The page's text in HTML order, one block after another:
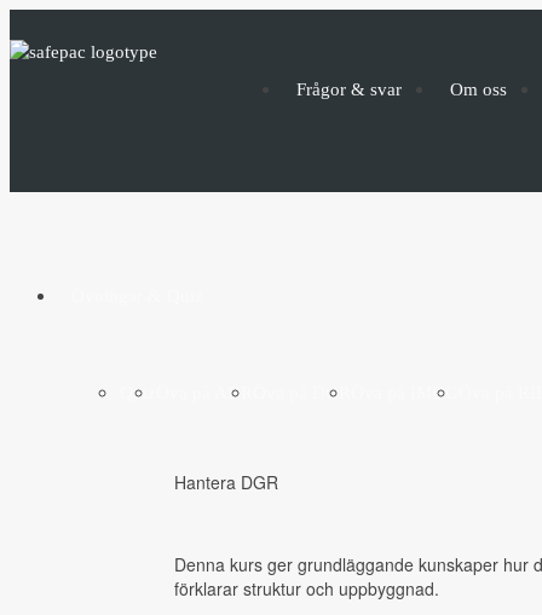
Frågor & svar Om oss
Quiz Öva på ADR Öva på DGR Öva på IMDG
Hantera DGR
Denna kurs ger grundläggande kunskaper hur
förklarar struktur och uppbyggnad.